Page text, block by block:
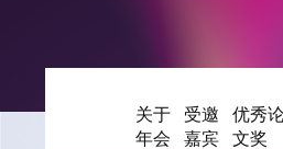
关于
年会
受邀
嘉宾
优秀
文奖